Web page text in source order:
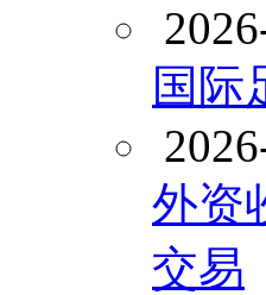
国际
外资
交易